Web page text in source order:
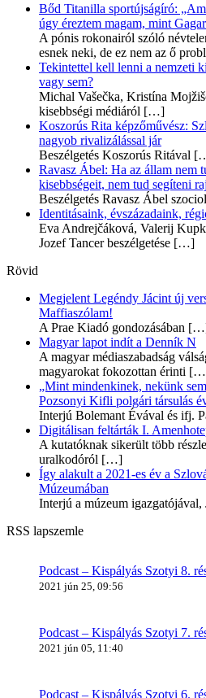
Bőd Titanilla sportújságíró:
úgy éreztem magam, mint
A pónis rokonairól szóló
esnek neki, de ez nem az ő
Tekintettel kell lenni a nemzeti
vagy sem?
Michal Vašečka, Kristína
kisebbségi médiáról […]
Koszorús Rita képzőművész:
nagyob rivalizálással jár
Beszélgetés Koszorús Ritával
Ravasz Ábel: Ha az állam nem
kisebbségeit, nem tud segíteni
Beszélgetés Ravasz Ábel
Identitásaink, évszázadaink,
Eva Andrejčáková, Valerij
Jozef Tancer beszélgetése […]
Rövid
Megjelent Legéndy Jácint új
Maffiaszólam!
A Prae Kiadó gondozásában
Magyar lapot indít a Denník N
A magyar médiaszabadság
magyarokat fokozottan érinti
„Mint mindenkinek, nekünk
Pozsonyi Kifli polgári társulás
Interjú Bolemant Évával és ifj.
Digitálisan feltárták I.
A kutatóknak sikerült több
uralkodóról […]
Így alakult a 2021-es év a
Múzeumában
Interjú a múzeum
RSS lapszemle
Podcast – Kispályás Szotyi 8.
2021 jún 25, 09:56
Podcast – Kispályás Szotyi 7.
2021 jún 05, 11:40
Podcast – Kispályás Szotyi 6.